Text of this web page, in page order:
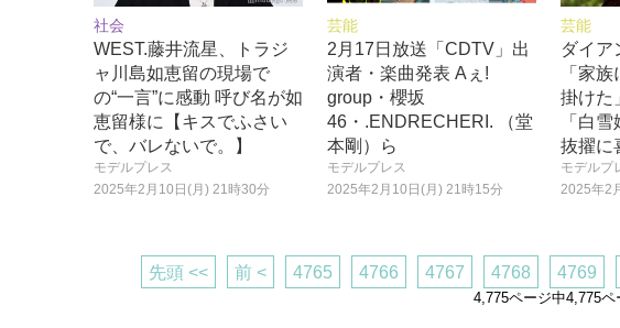
社会
WEST.藤井流星、トラジ
ャ川島如恵留の現場で
の“一言”に感動 呼び名が如
恵留様に【キスでふさい
で、バレないで。】
モデルプレス
2025年2月10日(月) 21時30分
芸能
2月17日放送「CDTV」出
演者・楽曲発表 Aぇ!
group・櫻坂
46・.ENDRECHERI. （堂
本剛）ら
モデルプレス
2025年2月10日(月) 21時15分
芸能
ダイア
「家
掛けた
「白
抜擢に
モデルプ
2025年2
先頭 << 前 < 4765 4766 4767 4768 4769
4,775ページ中4,775ペ